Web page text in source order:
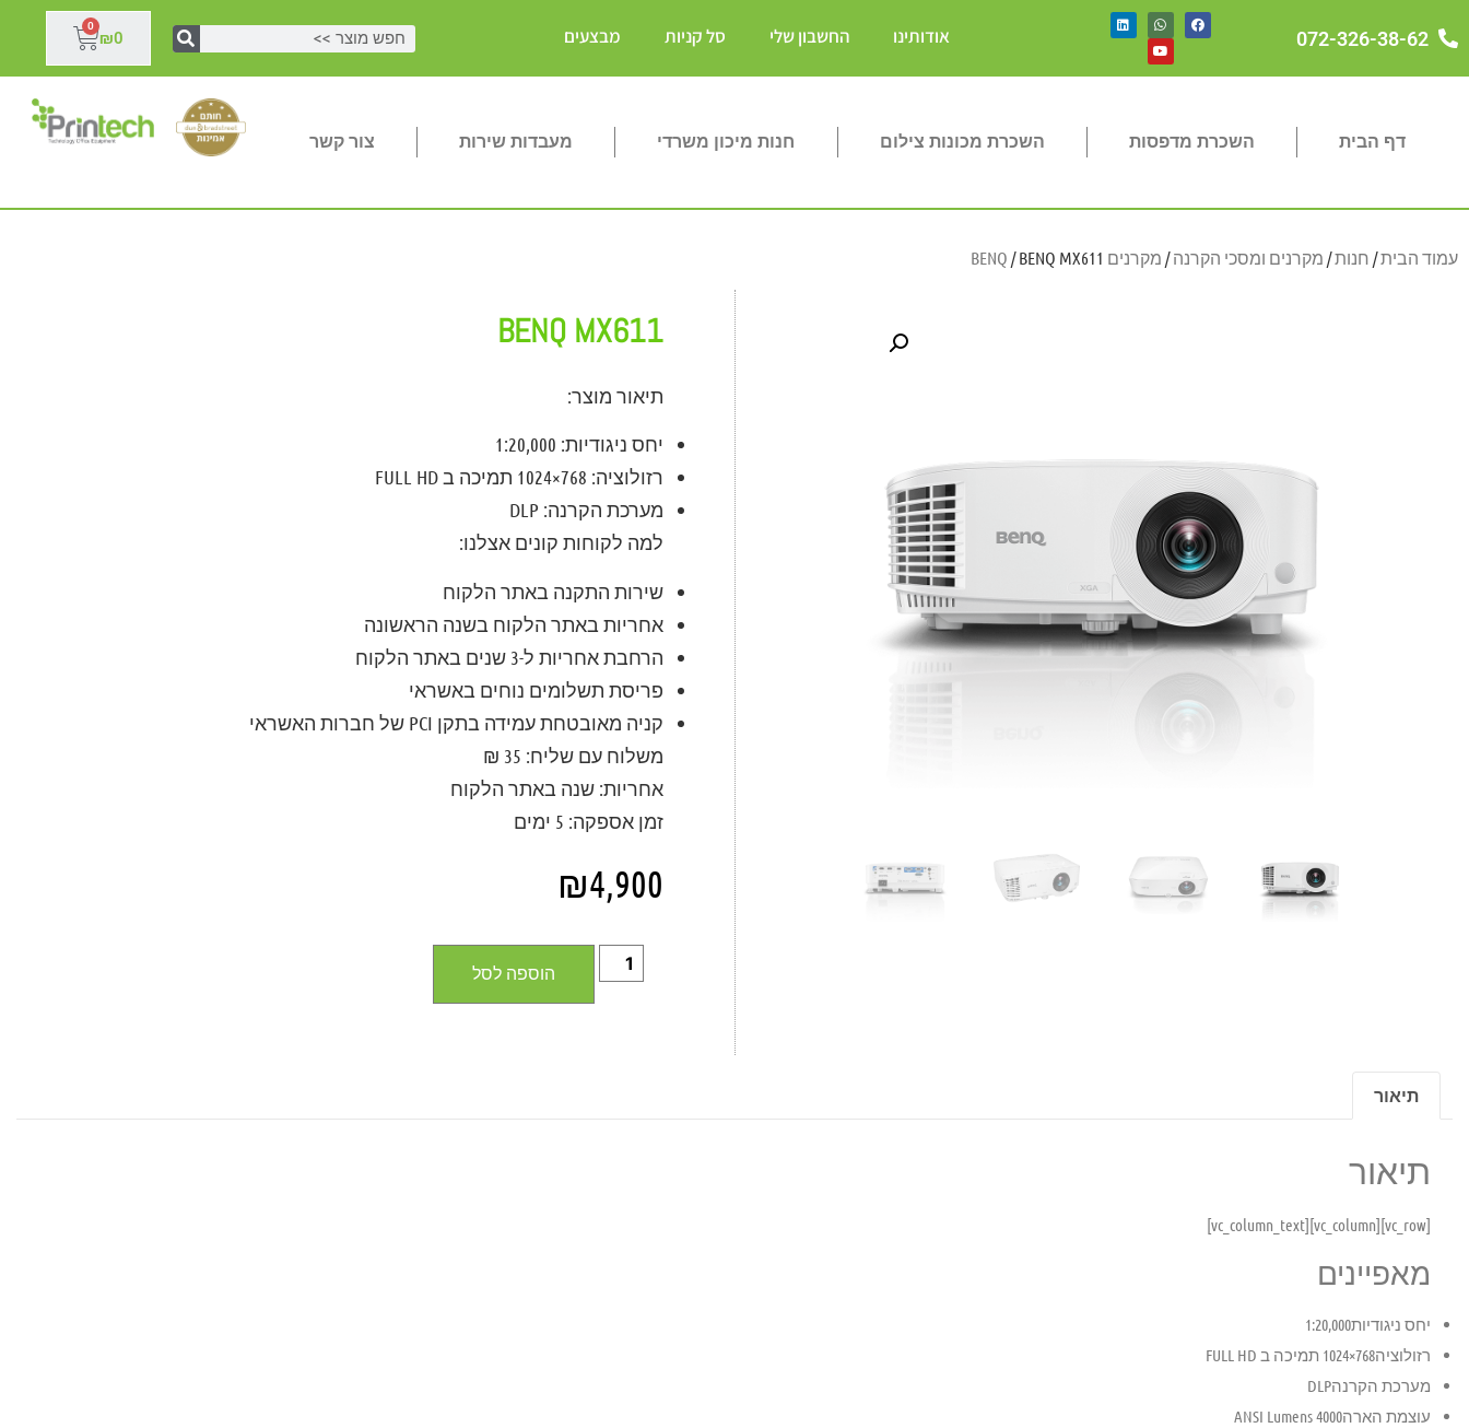
072-326-38-62 אודותינו החשבון שלי סל קניות מבצעים ₪0
0
דף הבית השכרת מדפסות השכרת מכונות צילום חנות מיכון משרדי מעבדות שירות צור קשר
עמוד הבית/ חנות/ מקרנים ומסכי הקרנה/ מקרנים BENQ / BENQ MX611
BENQ MX611
תיאור מוצר:
יחס ניגודיות: 1:20,000
רזולוציה: 768×1024 תמיכה ב FULL HD
מערכת הקרנה: DLP
למה לקוחות קונים אצלנו:
שירות התקנה באתר הלקוח
אחריות באתר הלקוח בשנה הראשונה
הרחבת אחריות ל-3 שנים באתר הלקוח
פריסת תשלומים נוחים באשראי
קניה מאובטחת עמידה בתקן PCI של חברות האשראי
משלוח עם שליח:
35 ₪
אחריות: שנה באתר הלקוח
זמן אספקה:
5 ימים
₪4,900
הוספה לסל
תיאור
תיאור
[vc_row][vc_column][vc_column_text]
מאפיינים
יחס ניגודיות1:20,000
רזולוציה768×1024 תמיכה ב FULL HD
מערכת הקרנהDLP
עוצמת הארהANSI Lumens 4000